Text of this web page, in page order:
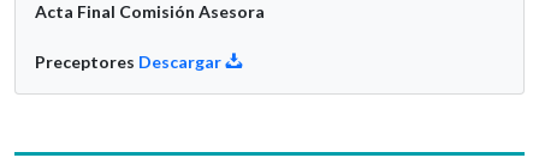
Acta Final Comisión Asesora
Preceptores Descargar